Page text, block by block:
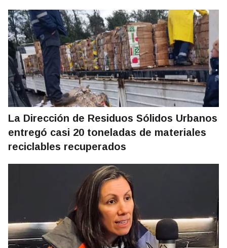
La Dirección de Residuos Sólidos Urbanos
entregó casi 20 toneladas de materiales
reciclables recuperados